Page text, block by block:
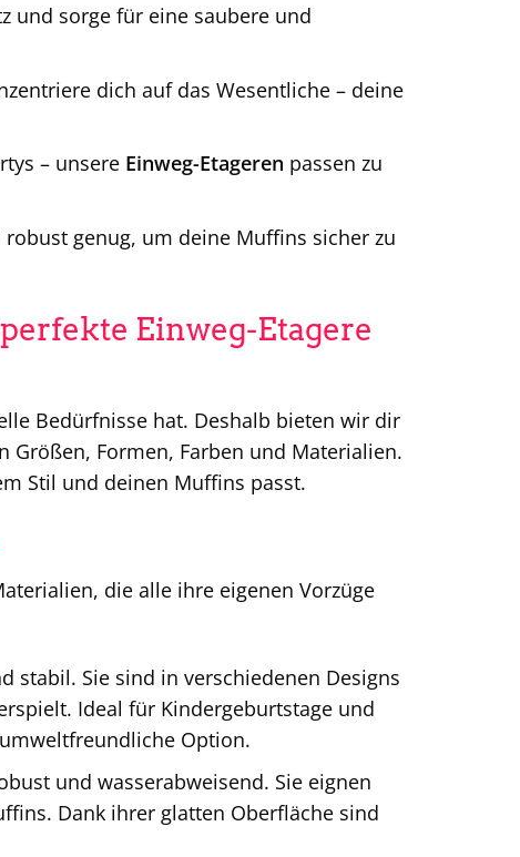
und sorge für eine saubere und
dich auf das Wesentliche – deine
– unsere Einweg-Etageren passen zu
genug, um deine Muffins sicher zu
Einweg-Etagere
Bedürfnisse hat. Deshalb bieten wir dir
Größen, Formen, Farben und Materialien.
Stil und deinen Muffins passt.
die alle ihre eigenen Vorzüge
stabil. Sie sind in verschiedenen Designs
Ideal für Kindergeburtstage und
Option.
und wasserabweisend. Sie eignen
Dank ihrer glatten Oberfläche sind